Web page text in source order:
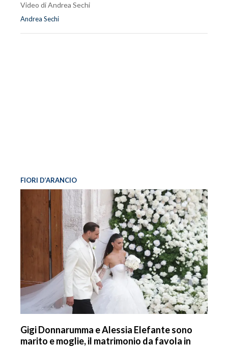
Video di Andrea Sechi
Andrea Sechi
FIORI D’ARANCIO
Gigi Donnarumma e Alessia Elefante sono
marito e moglie, il matrimonio da favola in